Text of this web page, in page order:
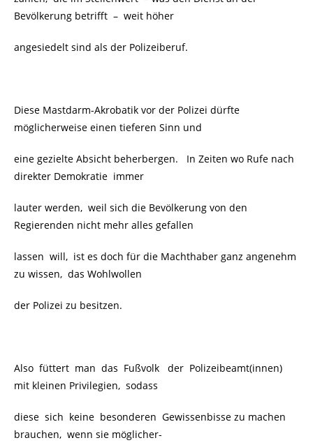
Bevölkerung betrifft – weit höher
angesiedelt sind als der Polizeiberuf.
Diese Mastdarm-Akrobatik vor der Polizei dürfte
möglicherweise einen tieferen Sinn und
eine gezielte Absicht beherbergen. In Zeiten wo Rufe nach
direkter Demokratie immer
lauter werden, weil sich die Bevölkerung von den
Regierenden nicht mehr alles gefallen
lassen will, ist es doch für die Machthaber ganz angenehm
zu wissen, das Wohlwollen
der Polizei zu besitzen.
Also füttert man das Fußvolk
der Polizeibeamt(innen)
mit kleinen Privilegien, sodass
diese sich keine besonderen Gewissenbisse zu machen
brauchen, wenn sie möglicher-